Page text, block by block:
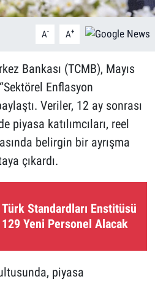
A- A+
Bankası (TCMB), Mayıs
Enflasyon
Veriler, 12 ay sonrası
piyasa katılımcıları, reel
belirgin bir ayrışma
çıkardı.
Türk Standardları Enstitüsü
129 Yeni Personel Alacak
piyasa